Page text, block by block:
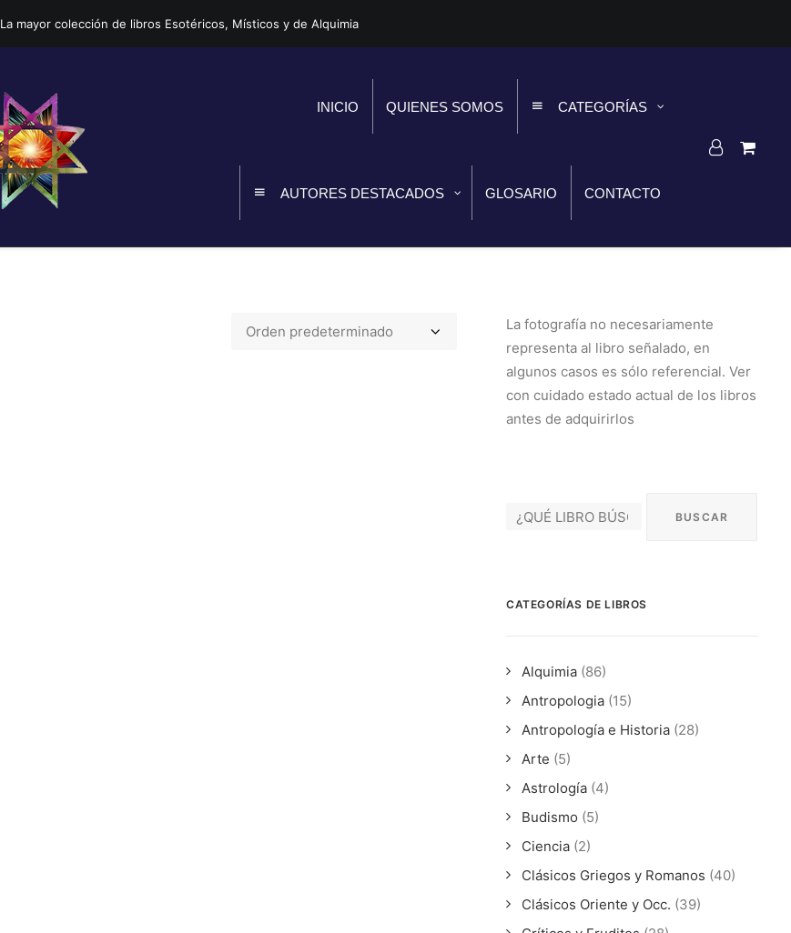
La mayor colección de libros Esotéricos, Místicos y de Alquimia
INICIO QUIENES SOMOS CATEGORÍAS
AUTORES DESTACADOS GLOSARIO CONTACTO
La fotografía no necesariamente
representa al libro señalado, en
algunos casos es sólo referencial. Ver
con cuidado estado actual de los libros
antes de adquirirlos
CATEGORÍAS DE LIBROS
Alquimia (86)
Antropologia (15)
Antropología e Historia (28)
Arte (5)
Astrología (4)
Budismo (5)
Ciencia (2)
Clásicos Griegos y Romanos (40)
Clásicos Oriente y Occ. (39)